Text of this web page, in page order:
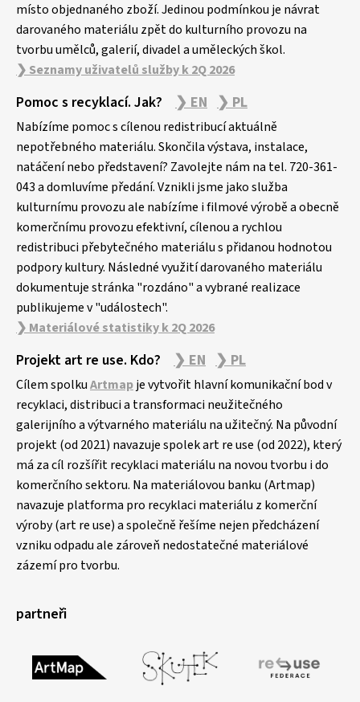
místo objednaného zboží. Jedinou podmínkou je návrat
darovaného materiálu zpět do kulturního provozu na
tvorbu umělců, galerií, divadel a uměleckých škol.
❯ Seznamy uživatelů služby k 2Q 2026
Pomoc s recyklací. Jak? ❯ EN ❯ PL
Nabízíme pomoc s cílenou redistribucí aktuálně
nepotřebného materiálu. Skončila výstava, instalace,
natáčení nebo představení? Zavolejte nám na tel. 720-361-
043 a domluvíme předání. Vznikli jsme jako služba
kulturnímu provozu ale nabízíme i filmové výrobě a obecně
komerčnímu provozu efektivní, cílenou a rychlou
redistribuci přebytečného materiálu s přidanou hodnotou
podpory kultury. Následné využití darovaného materiálu
dokumentuje stránka "rozdáno" a vybrané realizace
publikujeme v "událostech".
❯ Materiálové statistiky k 2Q 2026
Projekt art re use. Kdo? ❯ EN ❯ PL
Cílem spolkuArtmapje vytvořit hlavní komunikační bod v
recyklaci, distribuci a transformaci neužitečného
galerijního a výtvarného materiálu na užitečný. Na původní
projekt (od 2021) navazuje spolek art re use (od 2022), který
má za cíl rozšířit recyklaci materiálu na novou tvorbu i do
komerčního sektoru. Na materiálovou banku (Artmap)
navazuje platforma pro recyklaci materiálu z komerční
výroby (art re use) a společně řešíme nejen předcházení
vzniku odpadu ale zároveň nedostatečné materiálové
zázemí pro tvorbu.
partneři